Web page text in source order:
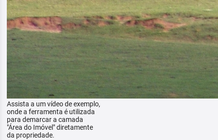
Assista a um vídeo de exemplo,
onde a ferramenta é utilizada
para demarcar a camada
"Área do Imóvel" diretamente
da propriedade.